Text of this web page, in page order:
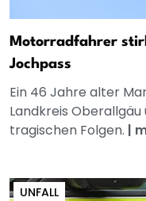
Motorradfahrer
Jochpass
Ein 46 Jahre alter
Landkreis
tragischen Folgen. |
UNFALL